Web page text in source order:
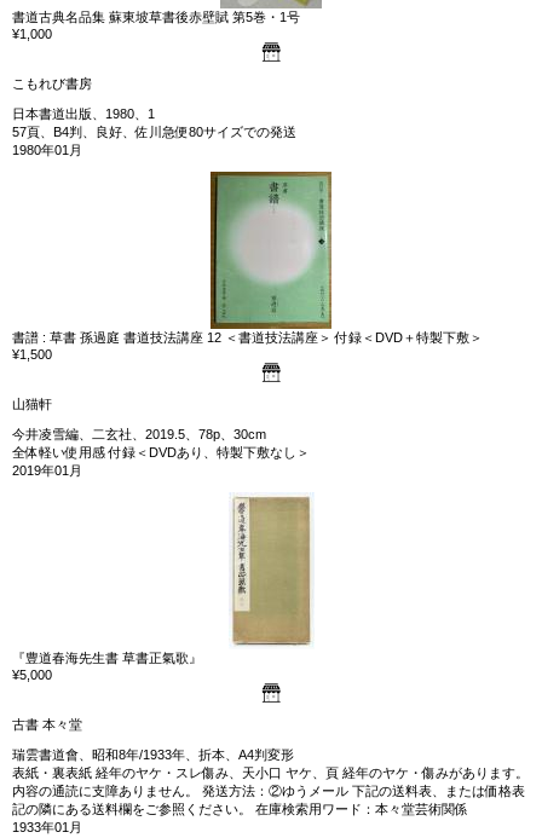
書道古典名品集 蘇東坡草書後赤壁賦 第5巻・1号
¥1,000
こもれび書房
日本書道出版、1980、1
57頁、B4判、良好、佐川急便80サイズでの発送
1980年01月
書譜 : 草書 孫過庭 書道技法講座 12 ＜書道技法講座＞ 付録＜DVD＋特製下敷＞
¥1,500
山猫軒
今井凌雪編、二玄社、2019.5、78p、30cm
全体軽い使用感 付録＜DVDあり、特製下敷なし＞
2019年01月
『豊道春海先生書 草書正氣歌』
¥5,000
古書 本々堂
瑞雲書道會、昭和8年/1933年、折本、A4判変形
表紙・裏表紙 経年のヤケ・スレ傷み、天小口 ヤケ、頁 経年のヤケ・傷みがあります。
内容の通読に支障ありません。 発送方法：②ゆうメール 下記の送料表、または価格表
記の隣にある送料欄をご参照ください。 在庫検索用ワード：本々堂芸術関係
1933年01月